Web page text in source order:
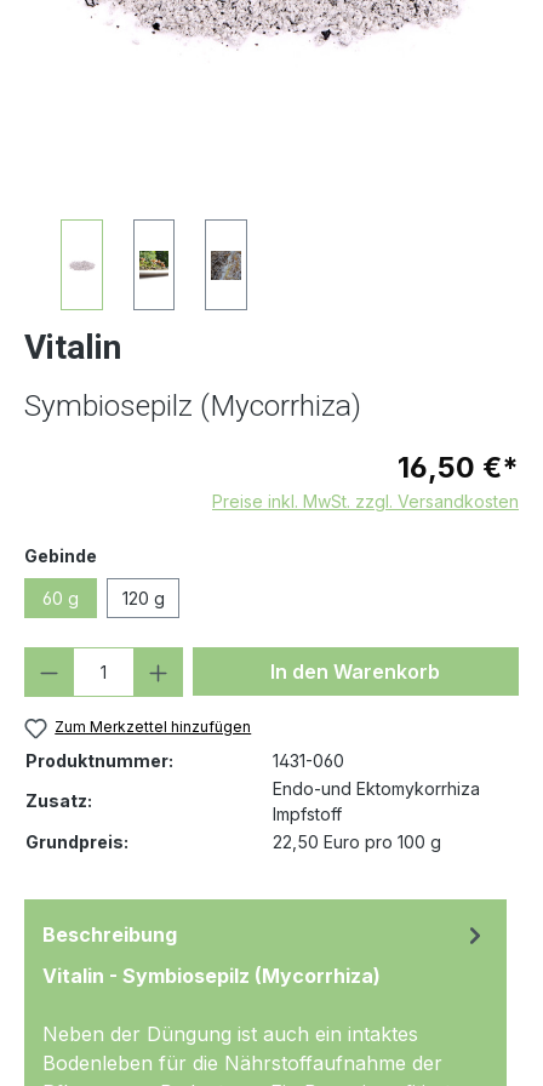
Vitalin
Symbiosepilz (Mycorrhiza)
16,50 €*
Preise inkl. MwSt. zzgl. Versandkosten
Gebinde
60 g 120 g
Produkt Anzahl: Gib denIn den Warenkorb
Zum Merkzettel hinzufügen
Produktnummer:
1431-060
Zusatz:
Endo-und Ektomykorrhiza
Impfstoff
Grundpreis:
22,50 Euro pro 100 g
Beschreibung
Vitalin - Symbiosepilz (Mycorrhiza)
Neben der Düngung ist auch ein intaktes
Bodenleben für die Nährstoffaufnahme der